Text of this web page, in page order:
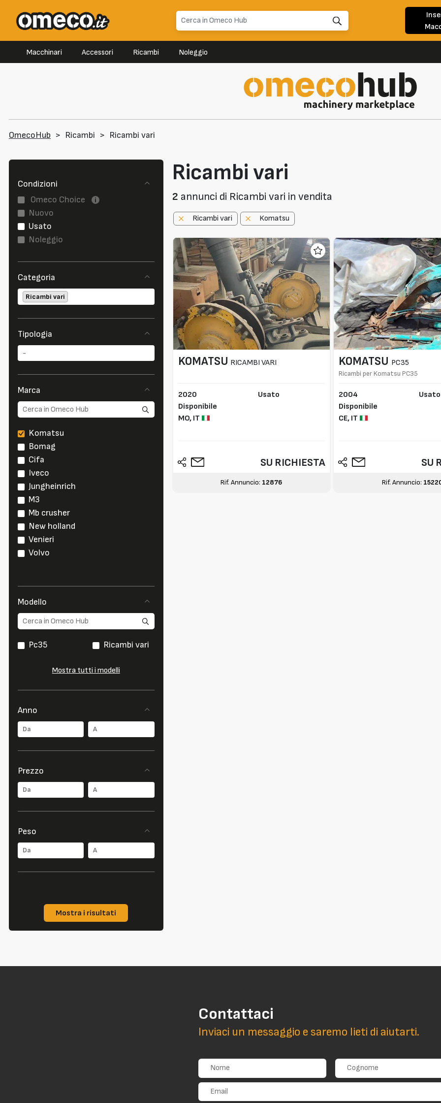
Macchinari Accessori Ricambi Noleggio
OmecoHub > Ricambi > Ricambi vari
Condizioni
Omeco Choice
Nuovo
Usato
Noleggio
Categoria
Ricambi vari
Tipologia
Marca
Komatsu
Bomag
Cifa
Iveco
Jungheinrich
M3
Mb crusher
New holland
Venieri
Volvo
Modello
Pc35 Ricambi vari
Mostra tutti i modelli
Anno
Prezzo
Peso
Mostra i risultati
Ricambi vari
2 annunci di Ricambi vari in vendita
Ricambi vari Komatsu
KOMATSU RICAMBI VARI
2020
Disponibile
MO,IT
Usato
SU RICHIESTA
Rif. Annuncio: 12876
KOMATSU PC35
Ricambi per Komatsu PC35
2004
Disponibile
CE, IT
Usato
SU
Rif. Annuncio:
Contattaci
Inviaci un messaggio e saremo lieti di aiutarti.